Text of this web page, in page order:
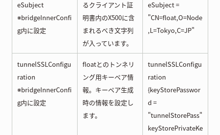
eSubject
※bridgeInnerConfi
g内に設定
るクライアント証
明書内のX500に含
まれるべき文字列
が入っています。
eSubject =
"CN=float,O=Node
,L=Tokyo,C=JP"
tunnelSSLConfigu
ration
※bridgeInnerConfi
g内に設定
floatとのトンネリ
ング用キーペア情
報。キーペア生成
時の情報を設定し
ます。
tunnelSSLConfigu
ration
{keyStorePasswor
d =
"tunnelStorePass"
keyStorePrivateKe